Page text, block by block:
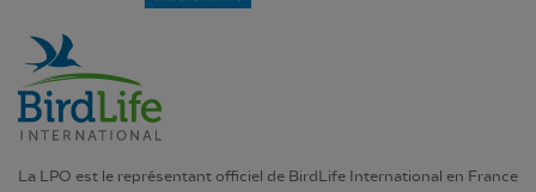
La LPO est le représentant officiel de BirdLife International en France